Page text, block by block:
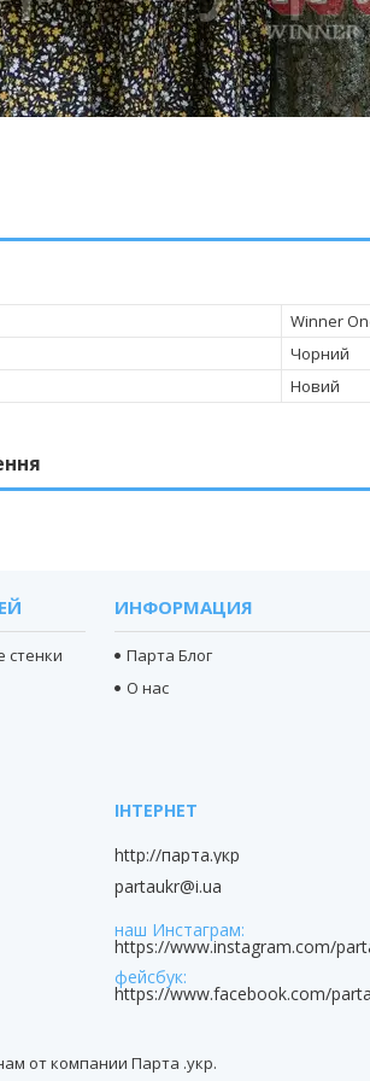
Winner
Чорний
Новий
стенки
ИНФОРМАЦИЯ
Парта Блог
О нас
http://парта.укр
partaukr@i.ua
наш Инстаграм
https://www.instagram.com/
фейсбук
https://www.facebook.com/
от компании Парта .укр.